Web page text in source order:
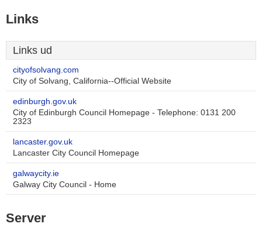
Links
Links ud
cityofsolvang.com
City of Solvang, California--Official Website
edinburgh.gov.uk
City of Edinburgh Council Homepage - Telephone: 0131 200
2323
lancaster.gov.uk
Lancaster City Council Homepage
galwaycity.ie
Galway City Council - Home
Server